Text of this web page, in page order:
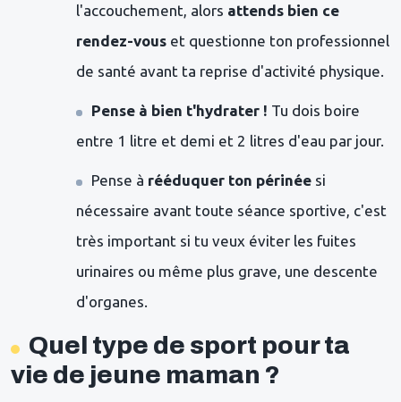
l'accouchement, alors attends bien ce
rendez-vous et questionne ton professionnel
de santé avant ta reprise d'activité physique.
Pense à bien t'hydrater ! Tu dois boire
entre 1 litre et demi et 2 litres d'eau par jour.
Pense à rééduquer ton périnée si
nécessaire avant toute séance sportive, c'est
très important si tu veux éviter les fuites
urinaires ou même plus grave, une descente
d'organes.
Quel type de sport pour ta
vie de jeune maman ?